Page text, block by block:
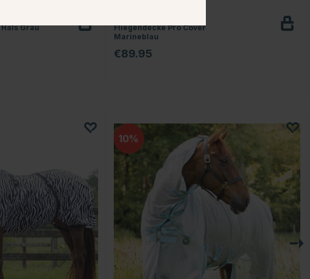
Grau
Fliegendecke Pro Cover
Marineblau
€89.95
10